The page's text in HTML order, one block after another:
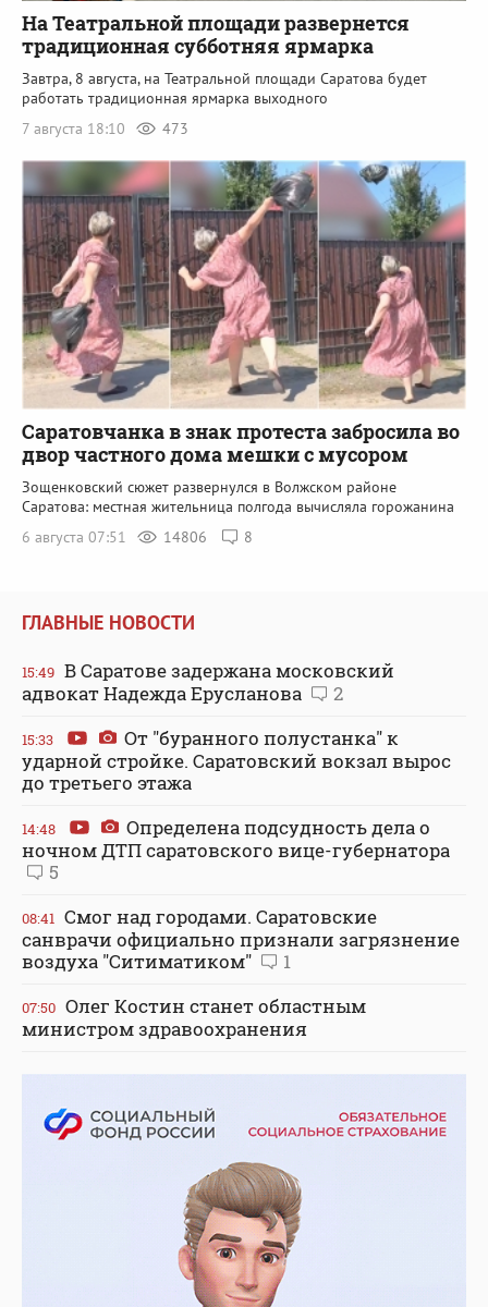
На Театральной площади развернется
традиционная субботняя ярмарка
Завтра, 8 августа, на Театральной площади Саратова будет
работать традиционная ярмарка выходного
7 августа 18:10
473
Саратовчанка в знак протеста забросила во
двор частного дома мешки с мусором
Зощенковский сюжет развернулся в Волжском районе
Саратова: местная жительница полгода вычисляла горожанина
6 августа 07:51
14806 8
ГЛАВНЫЕ НОВОСТИ
15:49 В Саратове задержана московский
адвокат Надежда Ерусланова
2
15:33
От "буранного полустанка" к
ударной стройке. Саратовский вокзал вырос
до третьего этажа
14:48
Определена подсудность дела о
ночном ДТП саратовского вице-губернатора
5
08:41 Смог над городами. Саратовские
санврачи официально признали загрязнение
воздуха "Ситиматиком"
1
07:50 Олег Костин станет областным
министром здравоохранения